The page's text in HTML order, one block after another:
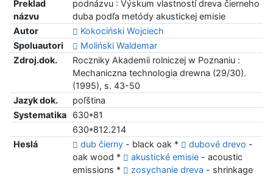
Preklad
názvu
podnázvu : Výskum vlastností dreva čierneho
duba podľa metódy akustickej emisie
Autor
Kokociński Wojciech
Spoluautori
Moliński Waldemar
Zdroj.dok.
Roczniky Akademii rolniczej w Poznaniu :
Mechaniczna technologia drewna (29/30).
(1995), s. 43-50
Jazyk dok.
poľština
Systematika
630*81
630*812.214
Heslá
dub čierny- black oak * dubové drevo -
oak wood *
akustické emisie- acoustic
emissions *
zosychanie dreva - shrinkage